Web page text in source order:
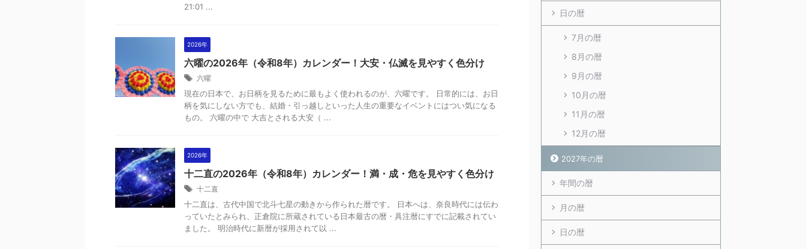
21:01 ...
2026年
六曜の2026年（令和8年）カレンダー！大安・仏滅を見やすく色分け
六曜
現在の日本で、お日柄を見るために最もよく使われるのが、六曜です。 日常的には、お日
柄を気にしない方でも、結婚・引っ越しといった人生の重要なイベントにはつい気になる
もの。 六曜の中で 大吉とされる大安（ ...
2026年
十二直の2026年（令和8年）カレンダー！満・成・危を見やすく色分け
十二直
十二直は、古代中国で北斗七星の動きから作られた暦です。 日本へは、奈良時代には伝わ
っていたとみられ、正倉院に所蔵されている日本最古の暦・具注暦にすでに記載されてい
ました。 明治時代に新暦が採用されて以 ...
日の暦
7月の暦
8月の暦
9月の暦
10月の暦
11月の暦
12月の暦
2027年の暦
年間の暦
月の暦
日の暦